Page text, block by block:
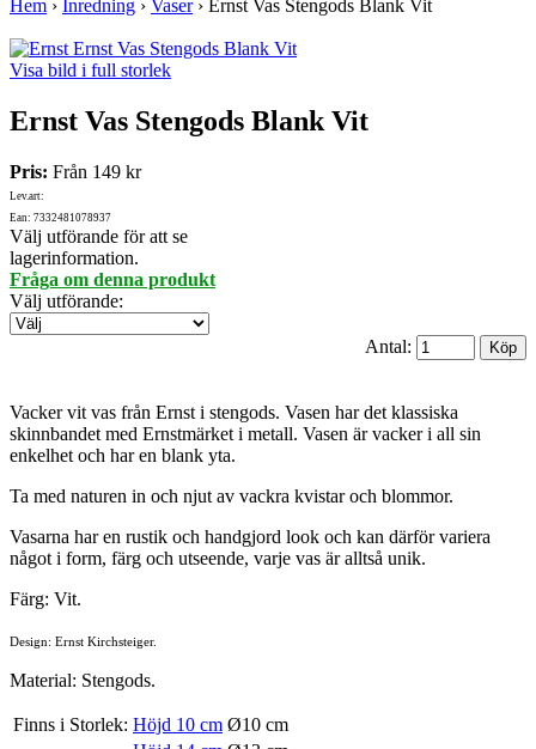
Hem › Inredning › Vaser› Ernst Vas Stengods Blank Vit
Visa bild i full storlek
Ernst Vas Stengods Blank Vit
Pris: Från 149 kr
Lev.art:
Ean: 7332481078937
Välj utförande för att se
lagerinformation.
Fråga om denna produkt
Välj utförande:
Antal:
Vacker vit vas från Ernst i stengods. Vasen har det klassiska
skinnbandet med Ernstmärket i metall. Vasen är vacker i all sin
enkelhet och har en blank yta.
Ta med naturen in och njut av vackra kvistar och blommor.
Vasarna har en rustik och handgjord look och kan därför variera
något i form, färg och utseende, varje vas är alltså unik.
Färg: Vit.
Design: Ernst Kirchsteiger.
Material: Stengods.
Finns i Storlek: Höjd 10 cm Ø10 cm